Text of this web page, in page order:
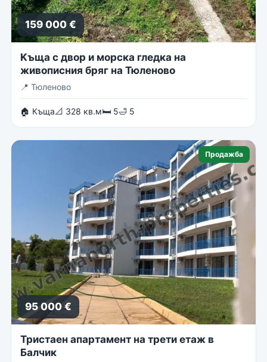
159 000 €
Kъща с двор и морска гледка на
живописния бряг на Тюленово
📍 Тюленово
🏠 Къща📐 328 кв.м🛏 5🛁 5
Продажба
95 000 €
Тристаен апартамент на трети етаж в
Балчик